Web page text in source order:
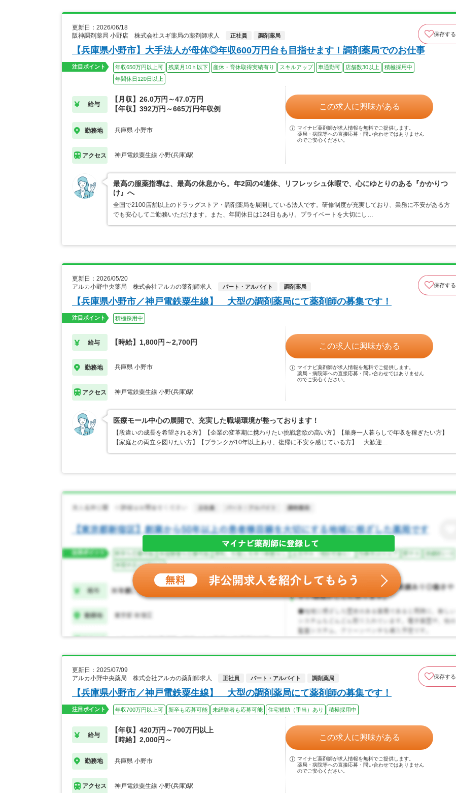
更新日：2026/06/18
阪神調剤薬局 小野店 株式会社スギ薬局の薬剤師求人
正社員 調剤薬局 保存する
【兵庫県小野市】大手法人が母体◎年収600万円台も目指せます！調剤薬局でのお仕事
注目ポイント 年収650万円以上可 残業月10ｈ以下 産休・育休取得実績有り スキルアップ 車通勤可 店舗数30以上
積極採用中
年間休日120日以上
給与
【月収】26.0万円～47.0万円
【年収】392万円～665万円年収例
勤務地 兵庫県 小野市
アクセス 神戸電鉄粟生線 小野(兵庫)駅
この求人に興味がある
マイナビ薬剤師が求人情報を無料でご提供します。
薬局・病院等への直接応募・問い合わせではありません
のでご安心ください。
最高の服薬指導は、最高の休息から。年2回の4連休、リフレッシュ休暇で、心にゆとりのある『かかりつ
け』へ
全国で2100店舗以上のドラッグストア・調剤薬局を展開している法人です。研修制度が充実しており、業務に不安がある方
でも安心してご勤務いただけます。また、年間休日は124日もあり。プライベートを大切にし…
更新日：2026/05/20
アルカ小野中央薬局 株式会社アルカの薬剤師求人
パート・アルバイト 調剤薬局 保存する
【兵庫県小野市／神戸電鉄粟生線】 大型の調剤薬局にて薬剤師の募集です！
注目ポイント 積極採用中
給与 【時給】1,800円～2,700円
勤務地 兵庫県 小野市
アクセス 神戸電鉄粟生線 小野(兵庫)駅
この求人に興味がある
マイナビ薬剤師が求人情報を無料でご提供します。
薬局・病院等への直接応募・問い合わせではありません
のでご安心ください。
医療モール中心の展開で、充実した職場環境が整っております！
【段違いの成長を希望される方】【企業の変革期に携わりたい挑戦意欲の高い方】【単身一人暮らしで年収を稼ぎたい方】
【家庭との両立を図りたい方】【ブランクが10年以上あり、復帰に不安を感じている方】 大歓迎…
更新日：2025/07/09
アルカ小野中央薬局 株式会社アルカの薬剤師求人
正社員 パート・アルバイト 調剤薬局 保存する
【兵庫県小野市／神戸電鉄粟生線】 大型の調剤薬局にて薬剤師の募集です！
注目ポイント 年収700万円以上可 新卒も応募可能 未経験者も応募可能 住宅補助（手当）あり 積極採用中
給与
【年収】420万円～700万円以上
【時給】2,000円～
勤務地 兵庫県 小野市
アクセス 神戸電鉄粟生線 小野(兵庫)駅
この求人に興味がある
マイナビ薬剤師が求人情報を無料でご提供します。
薬局・病院等への直接応募・問い合わせではありません
のでご安心ください。